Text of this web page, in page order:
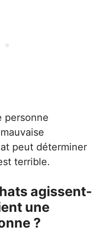
personne
peut déterminer
terrible.
agissent-
une
?